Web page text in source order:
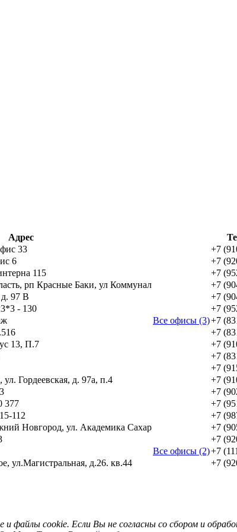
Адрес
33
+7
6
+7
115
+7
рп Красные Баки, ул Коммунал
+7
д. 97 В
+7
- 130
+7
Все офисы (3)+7
+7
13, П.7
+7
+7
+7
Гордеевская, д. 97а, п.4
+7
+7
377
+7
112
+7
Новгород, ул. Академика Сахар
+7
+7
Все офисы (2)+7
ул.Магистральная, д.26. кв.44 +7
файлы cookie. Если Вы не согласны со сбором и